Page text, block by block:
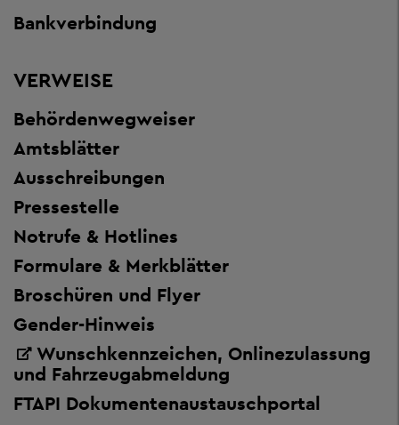
Bankverbindung
VERWEISE
Behördenwegweiser
Amtsblätter
Ausschreibungen
Pressestelle
Notrufe & Hotlines
Formulare & Merkblätter
Broschüren und Flyer
Gender-Hinweis
Wunschkennzeichen, Onlinezulassung
und Fahrzeugabmeldung
FTAPI Dokumentenaustauschportal